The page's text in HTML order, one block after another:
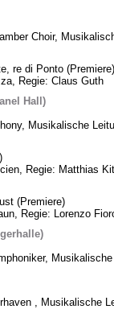
Choir,
re di Ponto (Premiere)
Regie: Claus Guth
Hall)
Musikalische
Regie: Matthias
(Premiere)
Regie: Lorenzo
, Musikalische